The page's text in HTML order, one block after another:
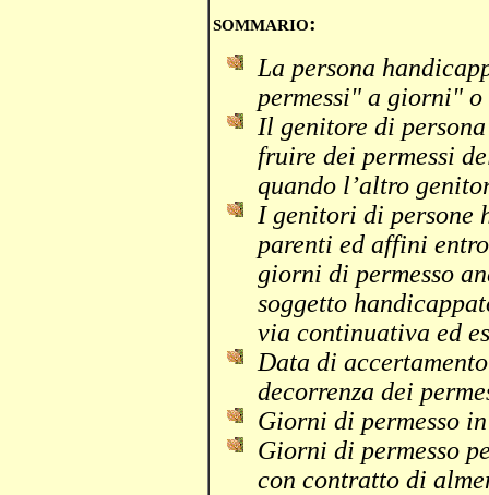
SOMMARIO:
La persona
permessi" a giorni"
Il genitore di
fruire dei permessi
quando l’altro
I genitori di persone
parenti ed affini
giorni di permesso
soggetto
via continuativa ed
Data di
decorrenza dei
Giorni di permesso
Giorni di permesso
con contratto di